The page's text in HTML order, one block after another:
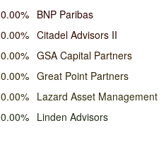
0.00% BNP Paribas
0.00% Citadel Advisors II
0.00% GSA Capital Partners
0.00% Great Point Partners
0.00% Lazard Asset Management
0.00% Linden Advisors